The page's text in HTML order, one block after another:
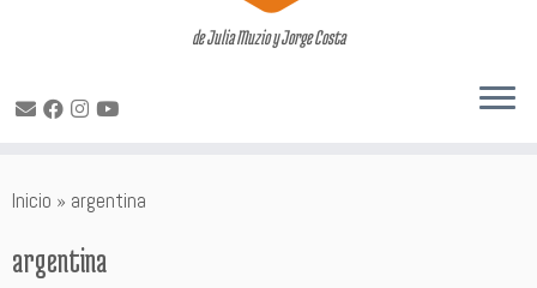
de Julia Muzio y Jorge Costa
Inicio » argentina
argentina